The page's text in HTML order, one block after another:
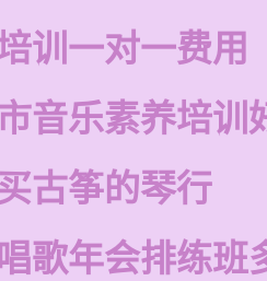
训一对一费用
音乐素养培训
古筝的琴行
歌年会排练班